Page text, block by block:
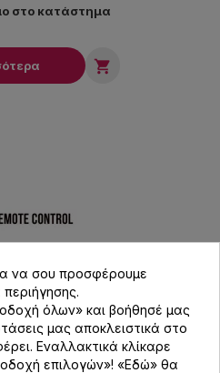
στο κατάστημα

να σου προσφέρουμε
όλων» και βοήθησέ μας
μας αποκλειστικά στο
Εναλλακτικά κλίκαρε
επιλογών»! «Εδώ» θα